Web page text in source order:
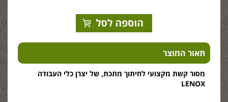
תאור המוצר
מסור קשת מקצועי לחיתוך מתכת, של יצרן כלי העבודה
LENOX